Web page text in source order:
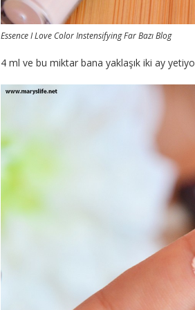
Essence I Love Color Instensifying Far Bazı Blog
4 ml ve bu miktar bana yaklaşık iki ay